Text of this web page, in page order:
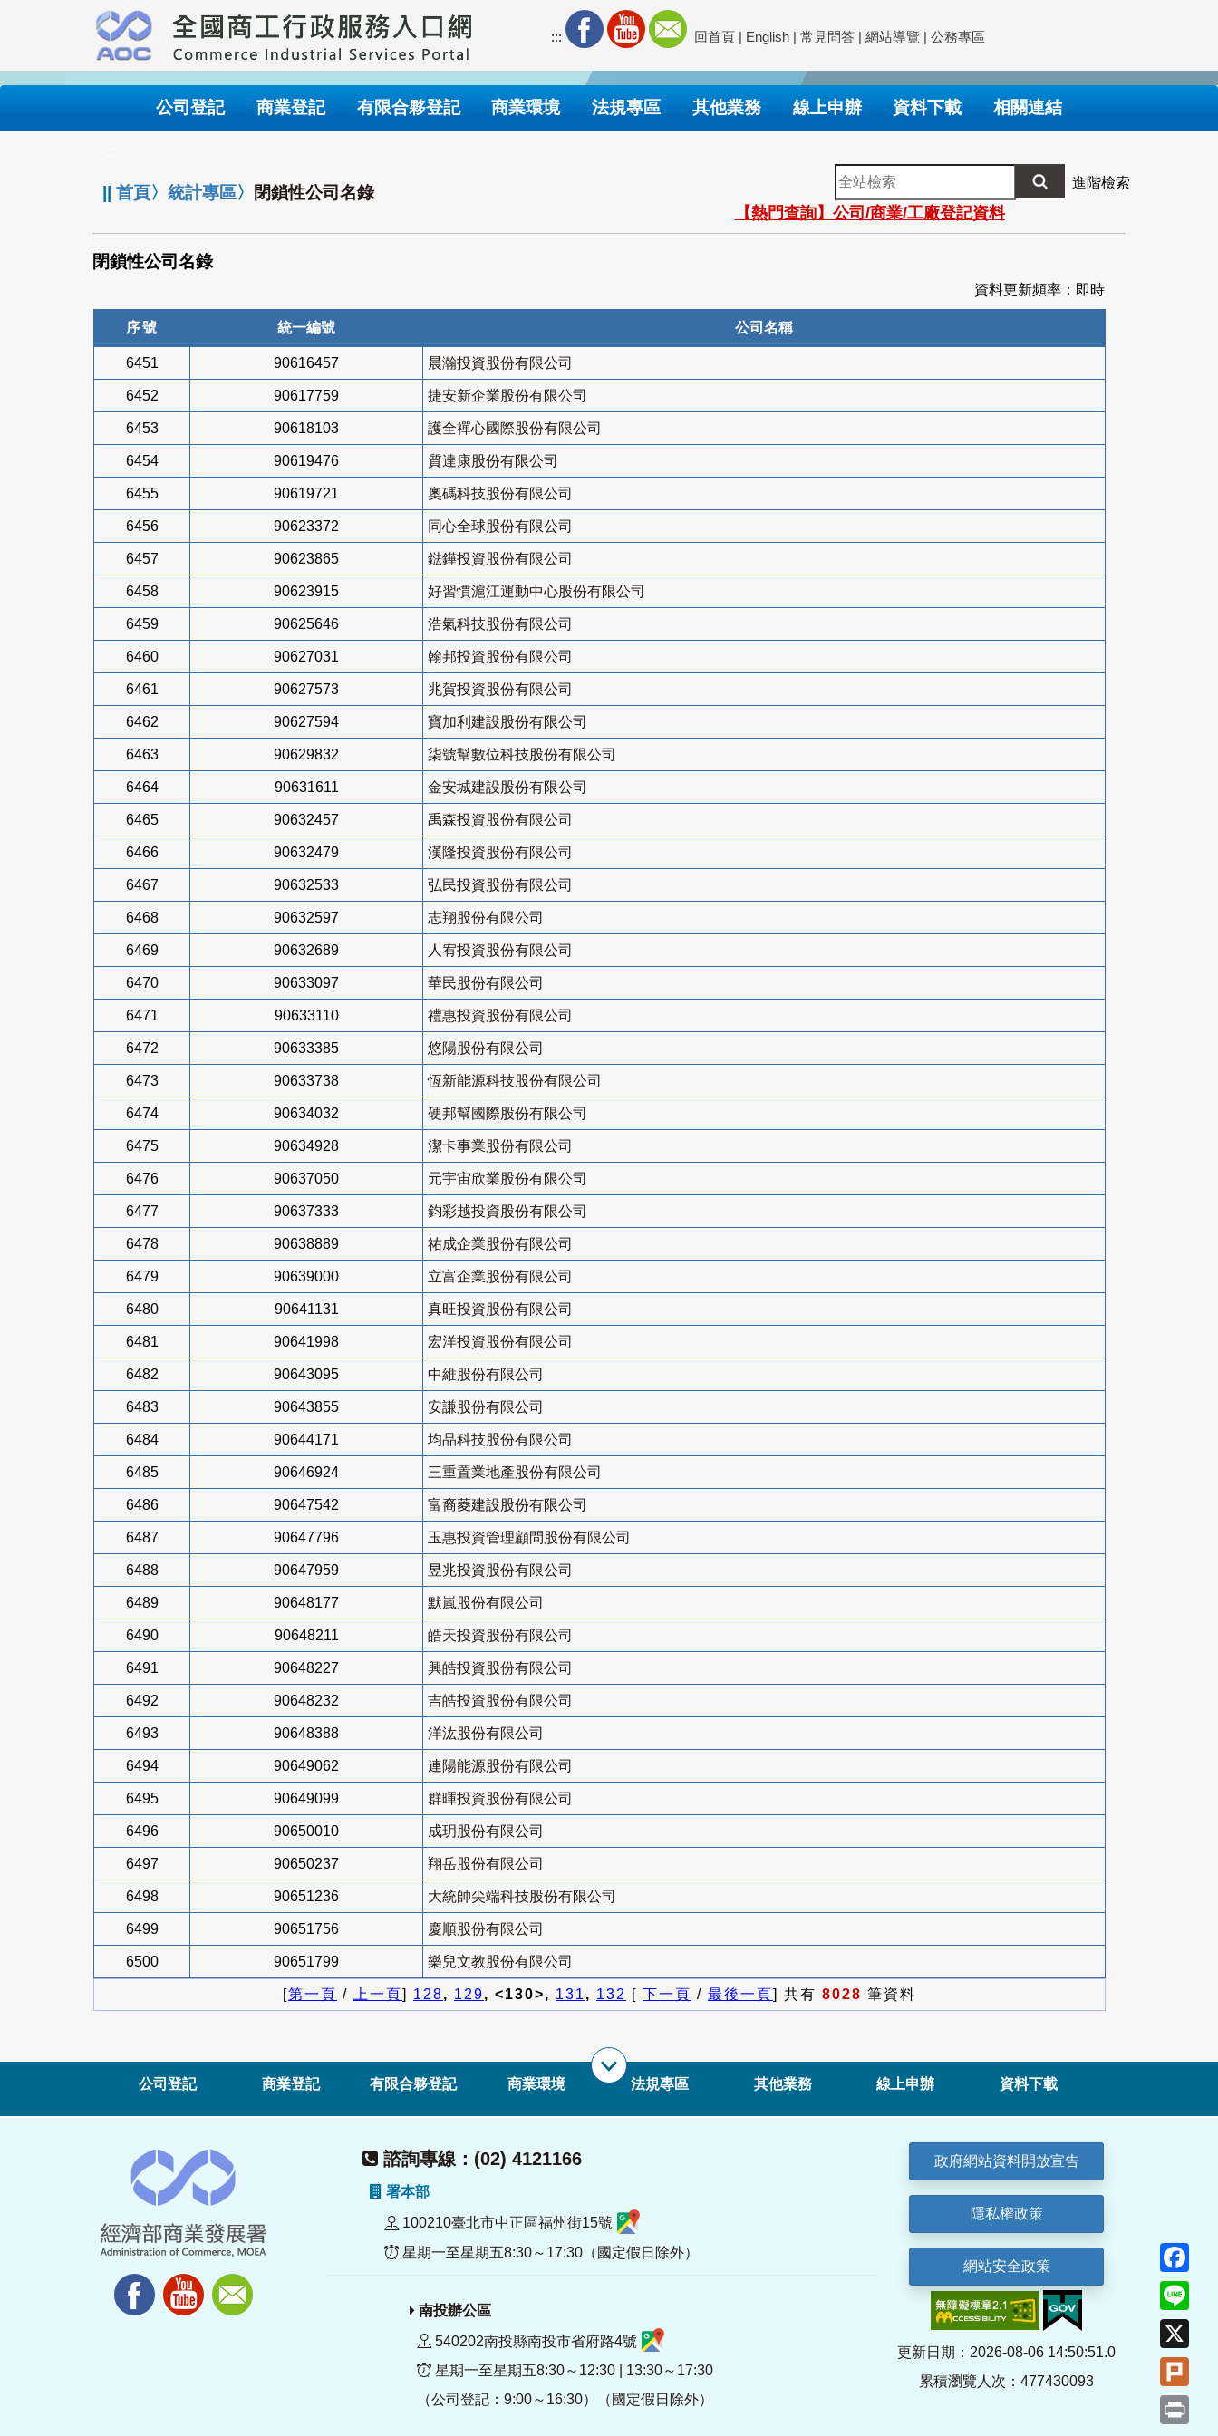
要
內
::: 回首頁 | English | 常見問答 | 網站導覽 | 公務專區
公司登記 商業登記 有限合夥登記 商業環境 法規專區 其他業務 線上申辦 資料下載 相關連結
||首頁〉統計專區〉 閉鎖性公司名錄
全
站
檢
索
進階檢索
【熱門查詢】公司/商業/工廠登記資料
閉鎖性公司名錄
資料更新頻率：即時
序號 統一編號 公司名稱
6451 90616457 晨瀚投資股份有限公司
6452 90617759 捷安新企業股份有限公司
6453 90618103 護全禪心國際股份有限公司
6454 90619476 質達康股份有限公司
6455 90619721 奧碼科技股份有限公司
6456 90623372 同心全球股份有限公司
6457 90623865 鍅鏵投資股份有限公司
6458 90623915 好習慣滬江運動中心股份有限公司
6459 90625646 浩氣科技股份有限公司
6460 90627031 翰邦投資股份有限公司
6461 90627573 兆賀投資股份有限公司
6462 90627594 寶加利建設股份有限公司
6463 90629832 柒號幫數位科技股份有限公司
6464 90631611 金安城建設股份有限公司
6465 90632457 禹森投資股份有限公司
6466 90632479 漢隆投資股份有限公司
6467 90632533 弘民投資股份有限公司
6468 90632597 志翔股份有限公司
6469 90632689 人宥投資股份有限公司
6470 90633097 華民股份有限公司
6471 90633110 禮惠投資股份有限公司
6472 90633385 悠陽股份有限公司
6473 90633738 恆新能源科技股份有限公司
6474 90634032 硬邦幫國際股份有限公司
6475 90634928 潔卡事業股份有限公司
6476 90637050 元宇宙欣業股份有限公司
6477 90637333 鈞彩越投資股份有限公司
6478 90638889 祐成企業股份有限公司
6479 90639000 立富企業股份有限公司
6480 90641131 真旺投資股份有限公司
6481 90641998 宏洋投資股份有限公司
6482 90643095 中維股份有限公司
6483 90643855 安謙股份有限公司
6484 90644171 均品科技股份有限公司
6485 90646924 三重置業地產股份有限公司
6486 90647542 富裔菱建設股份有限公司
6487 90647796 玉惠投資管理顧問股份有限公司
6488 90647959 昱兆投資股份有限公司
6489 90648177 默嵐股份有限公司
6490 90648211 皓天投資股份有限公司
6491 90648227 興皓投資股份有限公司
6492 90648232 吉皓投資股份有限公司
6493 90648388 洋汯股份有限公司
6494 90649062 連陽能源股份有限公司
6495 90649099 群暉投資股份有限公司
6496 90650010 成玥股份有限公司
6497 90650237 翔岳股份有限公司
6498 90651236 大統帥尖端科技股份有限公司
6499 90651756 慶順股份有限公司
6500 90651799 樂兒文教股份有限公司
[第一頁 / 上一頁] 128, 129, <130>, 131, 132 [ 下一頁 / 最後一頁] 共有 8028 筆資料
公司登記 商業登記 有限合夥登記 商業環境 法規專區 其他業務 線上申辦 資料下載
諮詢專線：(02) 4121166
署本部
100210臺北市中正區福州街15號
星期一至星期五8:30～17:30（國定假日除外）
南投辦公區
540202南投縣南投市省府路4號
星期一至星期五8:30～12:30 | 13:30～17:30
（公司登記：9:00～16:30）（國定假日除外）
政府網站資料開放宣告
隱私權政策
網站安全政策
更新日期：2026-08-06 14:50:51.0
累積瀏覽人次：477430093